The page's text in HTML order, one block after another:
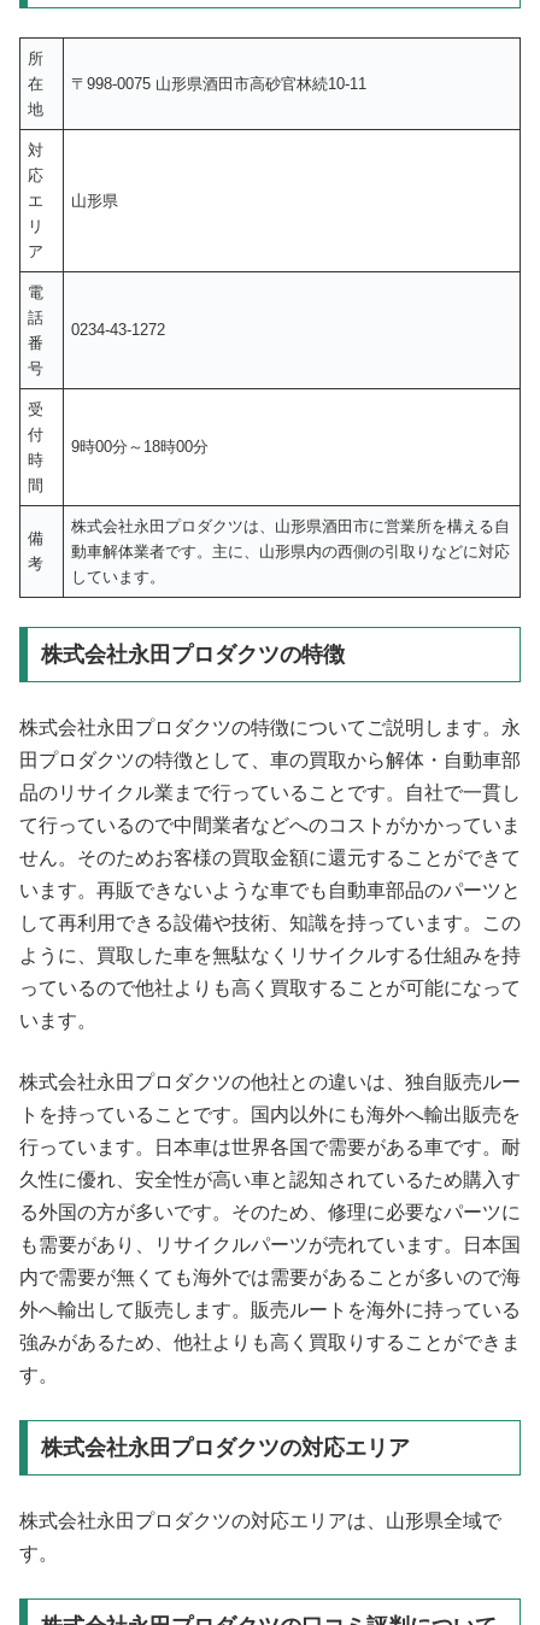
所
在
地
〒998-0075 山形県酒田市高砂官林続10-11
対
応
エ
リ
ア
山形県
電
話
番
号
0234-43-1272
受
付
時
間
9時00分～18時00分
備
考
株式会社永田プロダクツは、山形県酒田市に営業所を構える自
動車解体業者です。主に、山形県内の西側の引取りなどに対応
しています。
株式会社永田プロダクツの特徴
株式会社永田プロダクツの特徴についてご説明します。永
田プロダクツの特徴として、車の買取から解体・自動車部
品のリサイクル業まで行っていることです。自社で一貫し
て行っているので中間業者などへのコストがかかっていま
せん。そのためお客様の買取金額に還元することができて
います。再販できないような車でも自動車部品のパーツと
して再利用できる設備や技術、知識を持っています。この
ように、買取した車を無駄なくリサイクルする仕組みを持
っているので他社よりも高く買取することが可能になって
います。
株式会社永田プロダクツの他社との違いは、独自販売ルー
トを持っていることです。国内以外にも海外へ輸出販売を
行っています。日本車は世界各国で需要がある車です。耐
久性に優れ、安全性が高い車と認知されているため購入す
る外国の方が多いです。そのため、修理に必要なパーツに
も需要があり、リサイクルパーツが売れています。日本国
内で需要が無くても海外では需要があることが多いので海
外へ輸出して販売します。販売ルートを海外に持っている
強みがあるため、他社よりも高く買取りすることができま
す。
株式会社永田プロダクツの対応エリア
株式会社永田プロダクツの対応エリアは、山形県全域で
す。